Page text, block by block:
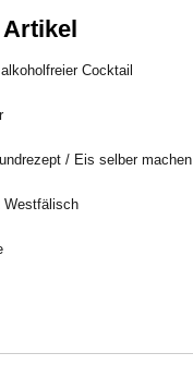
Cocktail
/ Eis selber machen
Westfälisch